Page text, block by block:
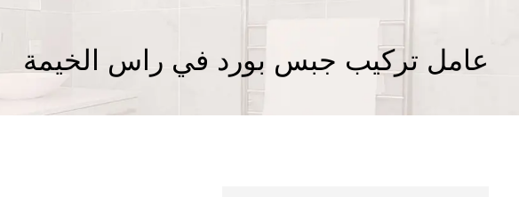
عامل تركيب جبس بورد في راس الخيمة